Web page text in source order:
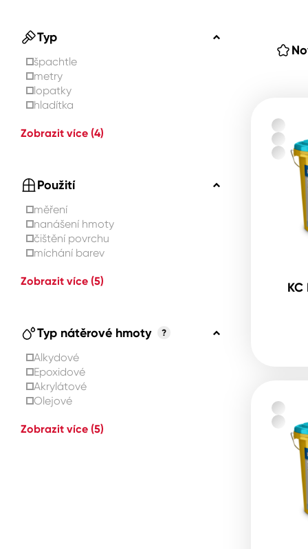
Typ
špachtle
metry
lopatky
hladítka
Zobrazit více (4)
Použití
měření
nanášení hmoty
čištění povrchu
míchání barev
Zobrazit více (5)
Typ nátěrové hmoty ?
Alkydové
Epoxidové
Akrylátové
Olejové
Zobrazit více (5)
KC